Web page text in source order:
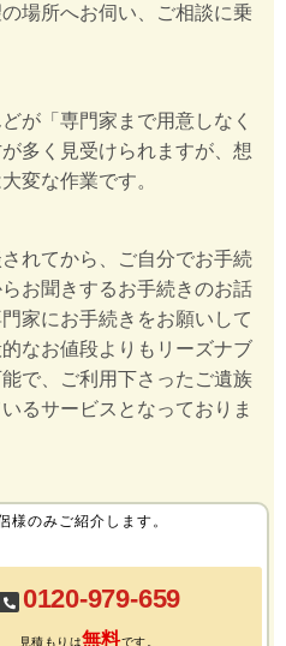
場所へお伺い、ご相談に乗
が「専門家まで用意しなく
多く見受けられますが、想
変な作業です。
れてから、ご自分でお手続
お聞きするお手続きのお話
家にお手続きをお願いして
なお値段よりもリーズナブ
で、ご利用下さったご遺族
るサービスとなっておりま
様のみご紹介します。
0120-979-659
見積もりは無料です。